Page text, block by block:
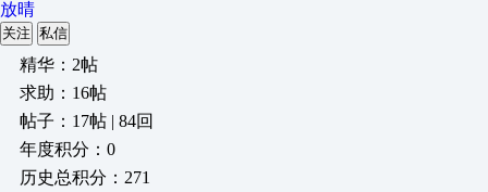
放晴
关注 私信
精华：2帖
求助：16帖
帖子：17帖 | 84回
年度积分：0
历史总积分：271